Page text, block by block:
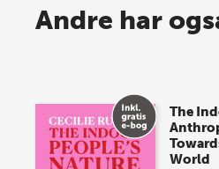
Spar op til 70%
store sommer-lagersalg, så
onsdag den 10. j…
Andre har
The
World